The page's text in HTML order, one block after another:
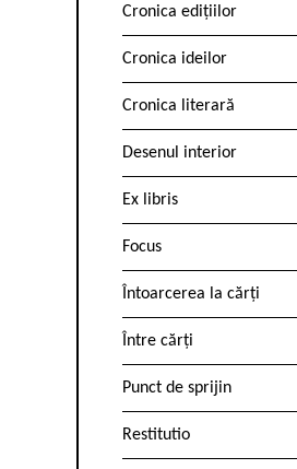
Cronica edițiilor
Cronica ideilor
Cronica literară
Desenul interior
Ex libris
Focus
Întoarcerea la cărți
Între cărți
Punct de sprijin
Restitutio